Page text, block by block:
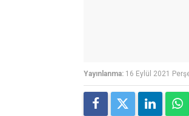
Yayınlanma: 16 Eylül 2021